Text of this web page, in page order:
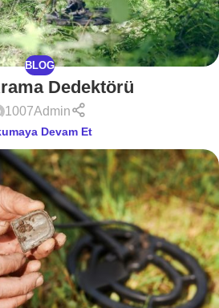
BLOG
Dedektörü
1007Admin
Devam Et